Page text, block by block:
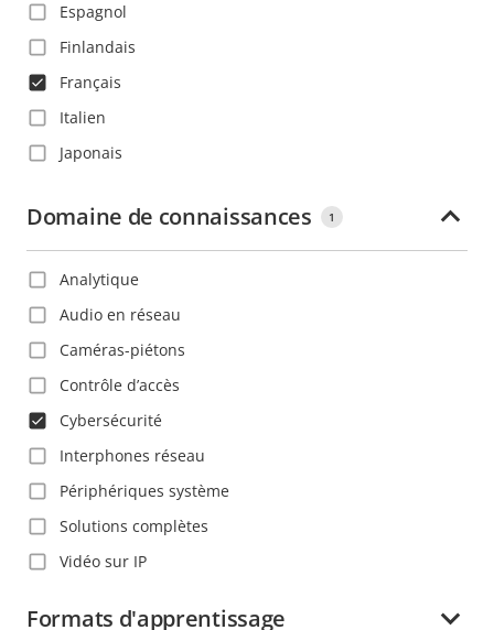
Brésil
Canada
Chine
Colombie
Costa Rica
Croatie
Danemark
Dominique
Espagne
Estonie
Ethiopie
Finlande
France
Grenade
Espagnol
Finlandais
Français
Italien
Japonais
Polonais
Portugais
Roumain
Tchèque
Thaïlandais
Turc
Domaine de connaissances 1
Analytique
Audio en réseau
Caméras-piétons
Contrôle d’accès
Cybersécurité
Interphones réseau
Périphériques système
Solutions complètes
Vidéo sur IP
Formats d'apprentissage